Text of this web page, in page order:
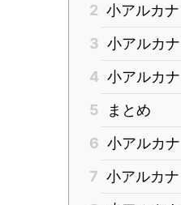
2 小アルカ
3 小アルカ
4 小アルカ
5
まとめ
6 小アルカ
7 小アルカ